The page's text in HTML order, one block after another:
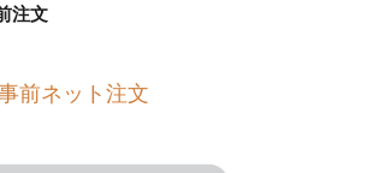
注文
前ネット注文